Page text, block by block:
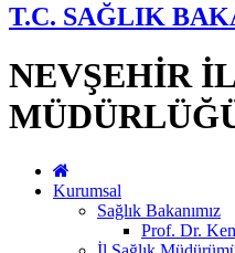
T.C. SAĞLIK
NEVŞEHİR
Kurumsal
Sağlık Bakanımız
Prof. Dr.